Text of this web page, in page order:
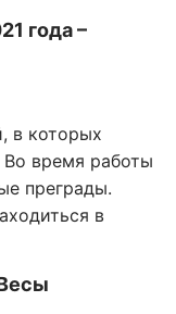
года –
в которых
время работы
преграды.
в